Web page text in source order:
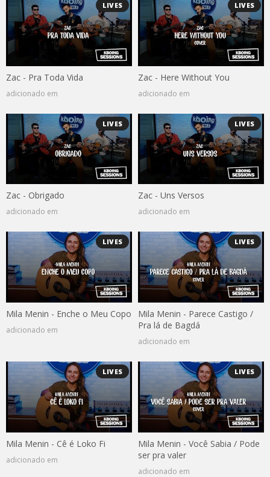
LIVES
Zac - Pra Toda Vida
adicionado em
LIVES
Zac - Here Without You
adicionado em
LIVES
Zac - Obrigado
adicionado em
LIVES
Zac - Uns Versos
adicionado em
LIVES
Mila Menin - Enche o Meu Copo
adicionado em
LIVES
Mila Menin - Parece Castigo /
Pra lá de Bagdá
adicionado em
LIVES
Mila Menin - Cê é Loko Fi
adicionado em
LIVES
Mila Menin - Você Sabia / Pode
ser pra valer
adicionado em